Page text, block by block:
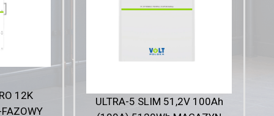
12K
ULTRA-5 SLIM 51,2V 100Ah